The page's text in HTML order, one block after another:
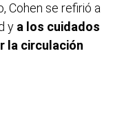
Cohen se refirió a
y a los cuidados
la circulación